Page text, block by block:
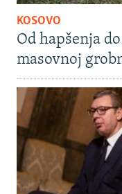
KOSOVO
Od hapšenja
masovnoj